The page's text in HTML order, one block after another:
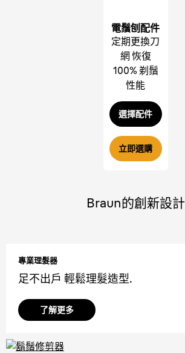
電鬚刨配件
定期更換刀
網 恢復
100% 剃鬚
性能
選擇配件
立即選購
Braun的創新設計
專業理髮器
足不出戶 輕鬆理髮造型.
了解更多